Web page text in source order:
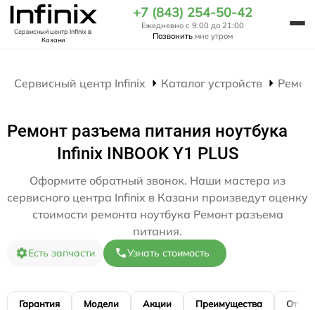
Сервисный центр Infinixв
Казани
+7 (843) 254-50-42
Ежедневно с 9:00 до 21:00
Позвонить мне утром
Сервисный центр Infinix Каталог устройств
Ремонт разъема питания ноутбука
Infinix INBOOK Y1 PLUS
Оформите обратный звонок. Наши мастера из
сервисного центра Infinix в Казани произведут оценку
стоимости ремонта ноутбука Ремонт разъема
питания.
Есть запчасти Узнать стоимость
Гарантия Модели Акции Преимущества